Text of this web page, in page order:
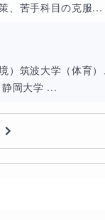
、苦手科目の克服...
）筑波大学（体育）
岡大学 ...